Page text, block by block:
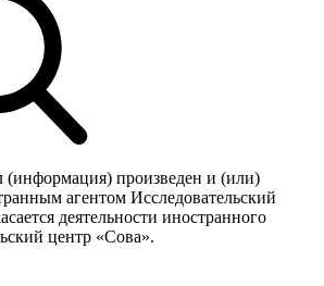
(информация) произведен и (или)
агентом Исследовательский
деятельности иностранного
центр «Сова».